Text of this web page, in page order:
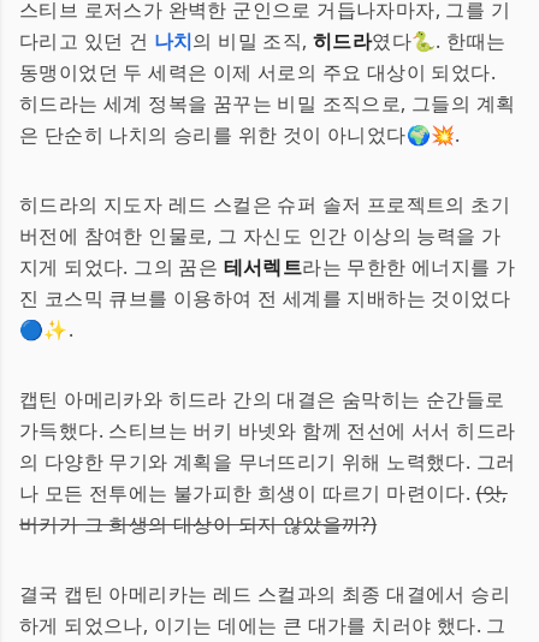
스티브 로저스가 완벽한 군인으로 거듭나자마자, 그를 기
다리고 있던 건 나치의 비밀 조직,히드라였다🐍. 한때는
동맹이었던 두 세력은 이제 서로의 주요 대상이 되었다.
히드라는 세계 정복을 꿈꾸는 비밀 조직으로, 그들의 계획
은 단순히 나치의 승리를 위한 것이 아니었다🌍💥.
히드라의 지도자 레드 스컬은 슈퍼 솔저 프로젝트의 초기
버전에 참여한 인물로, 그 자신도 인간 이상의 능력을 가
지게 되었다. 그의 꿈은 테서렉트라는 무한한 에너지를 가
진 코스믹 큐브를 이용하여 전 세계를 지배하는 것이었다
🔵✨.
캡틴 아메리카와 히드라 간의 대결은 숨막히는 순간들로
가득했다. 스티브는 버키 바넷와 함께 전선에 서서 히드라
의 다양한 무기와 계획을 무너뜨리기 위해 노력했다. 그러
나 모든 전투에는 불가피한 희생이 따르기 마련이다.(앗,
버키가 그 희생의 대상이 되지 않았을까?)
결국 캡틴 아메리카는 레드 스컬과의 최종 대결에서 승리
하게 되었으나, 이기는 데에는 큰 대가를 치러야 했다. 그